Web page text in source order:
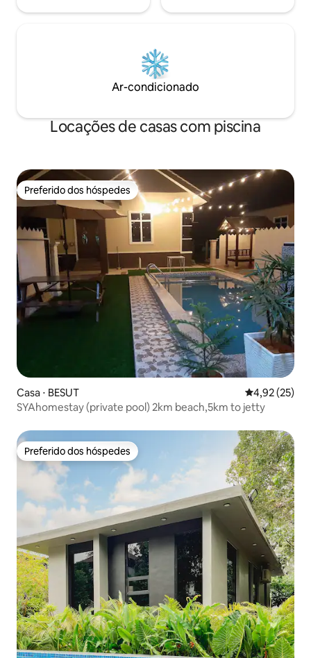
Ar-condicionado
Locações de casas com piscina
Preferido dos hóspedes
Preferido dos hóspedes
Casa ⋅ BESUT 4,92 de uma
4,92 (25)
SYAhomestay (private pool) 2km beach,5km to jetty
Preferido dos hóspedes
Preferido dos hóspedes